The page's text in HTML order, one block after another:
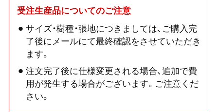
受注生産品についてのご注意
サイズ・樹種・張地につきましては、ご購入完
了後にメールにて最終確認をさせていただき
ます。
注文完了後に仕様変更される場合、追加で費
用が発生する場合がございます。ご注意くだ
さい。